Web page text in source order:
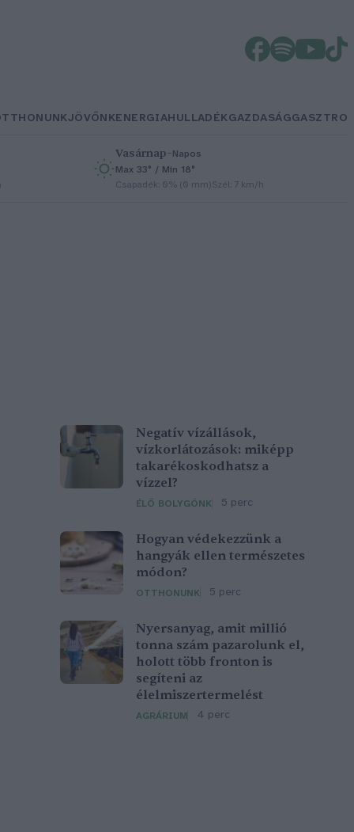
JÖVŐNKENERGIAHULLADÉKGAZDASÁGGASZTRO
Vasárnap–Napos
Max 33° / Min 18°
Csapadék: 0% (0 mm)Szél: 7 km/h
Negatív vízállások,
vízkorlátozások: miképp
takarékoskodhatsz a
vízzel?
ÉLŐ BOLYGÓNK 5 perc
Hogyan védekezzünk a
hangyák ellen természetes
módon?
OTTHONUNK 5 perc
Nyersanyag, amit millió
tonna szám pazarolunk el,
holott több fronton is
segíteni az
élelmiszertermelést
AGRÁRIUM 4 perc